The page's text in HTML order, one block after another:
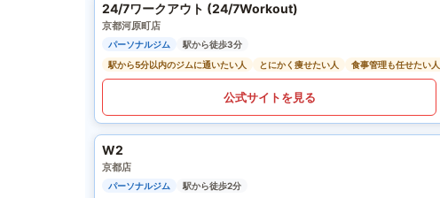
24/7ワークアウト (24/7Workout)
京都河原町店
パーソナルジム
駅から徒歩3分
駅から5分以内のジムに通いたい人
とにかく痩せたい人 食事管理も任せたい人
公式サイトを見る
W2
京都店
パーソナルジム
駅から徒歩2分